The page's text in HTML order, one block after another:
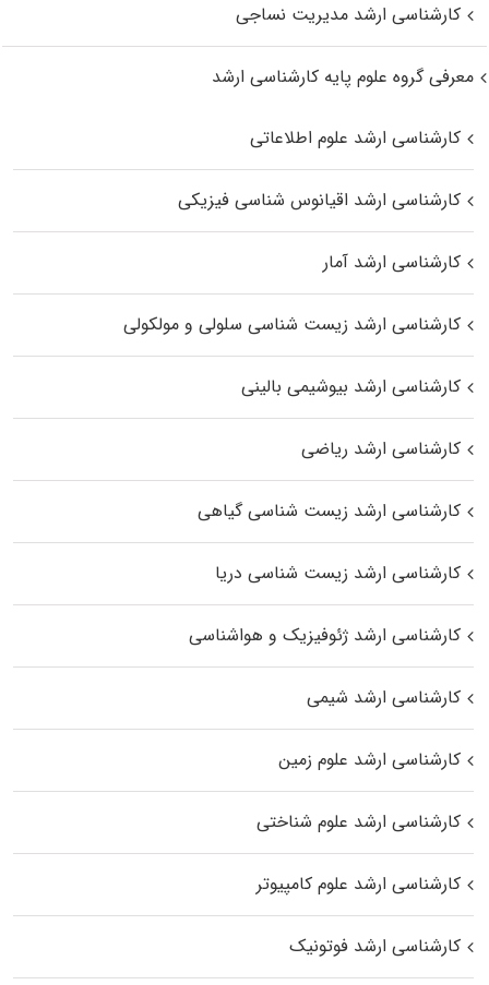
کارشناسی ارشد مدیریت نساجی
معرفی گروه علوم پایه کارشناسی ارشد
کارشناسی ارشد علوم اطلاعاتی
کارشناسی ارشد اقیانوس‌ شناسی فیزیکی
کارشناسی ارشد آمار
کارشناسی ارشد زیست شناسی سلولی و مولکولی
کارشناسی ارشد بیوشیمی بالینی
کارشناسی ارشد ریاضی
کارشناسی ارشد زیست‌ شناسی گیاهی
کارشناسی ارشد زیست‌ شناسی دریا
کارشناسی ارشد ژئوفیزیک و هواشناسی
کارشناسی ارشد شیمی
کارشناسی ارشد علوم زمین
کارشناسی ارشد علوم شناختی
کارشناسی ارشد علوم کامپیوتر
کارشناسی ارشد فوتونیک